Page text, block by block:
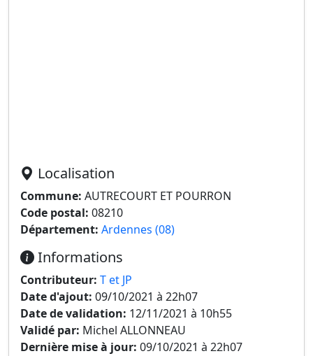
Localisation
Commune: AUTRECOURT ET POURRON
Code postal: 08210
Département: Ardennes (08)
Informations
Contributeur: T et JP
Date d'ajout: 09/10/2021 à 22h07
Date de validation: 12/11/2021 à 10h55
Validé par: Michel ALLONNEAU
Dernière mise à jour: 09/10/2021 à 22h07